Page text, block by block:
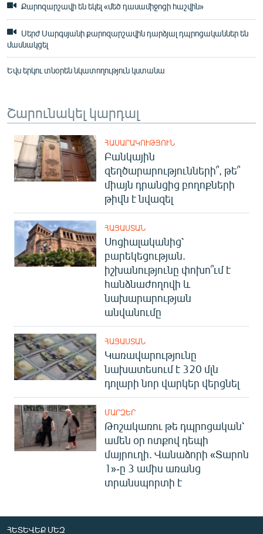
Քարոզարշավի են եկել «մեծ դասամիջոցի հաշվին»
Սերժ Սարգսյանի քարոզարշավին դարձյալ դպրոցականներ են
մասնակցել
Եվս երկու տնօրեն նկատողություն կստանա
Շարունակել կարդալ
ՀԱՍԱՐԱԿՈՒԹՅՈՒՆ
Բանկային
զեղծարարությունների՞, թե՞
միայն դրանցից բողոքների
թիվն է նվազել
ՀԱՅԱՍՏԱՆ
Սոցիալականից՝
բարեկեցության.
իշխանությունը փոխո՞ւմ է
հանձնաժողովի և
նախարարության
անվանումը
ՀԱՅԱՍՏԱՆ
Կառավարությունը
նախատեսում է 320 մլն
դոլարի նոր վարկեր վերցնել
ՄԱՐԶԵՐ
Թոշակառու թե դպրոցական՝
ամեն օր ոտքով դեպի
մայրուղի. Վանաձորի «Տարոն
1»-ը 3 ամիս առանց
տրանսպորտի է
ՀԵՏԵՎԵՔ ՄԵԶ